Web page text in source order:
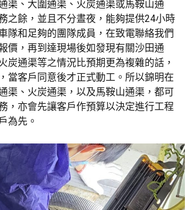
渠、 大圍通渠、 火炭通渠或馬鞍山通
之餘，並且不分晝夜，能夠提供24小時
隊和足夠的團隊成員，在致電聯絡我們
價，再到達現場後如發現有關沙田通
炭通渠等之情況比預期更為複雜的話，
當客戶同意後才正式動工。所以錦明在
渠、 火炭通渠，以及馬鞍山通渠，都可
，亦會先讓客戶作預算以決定進行工程
為先。